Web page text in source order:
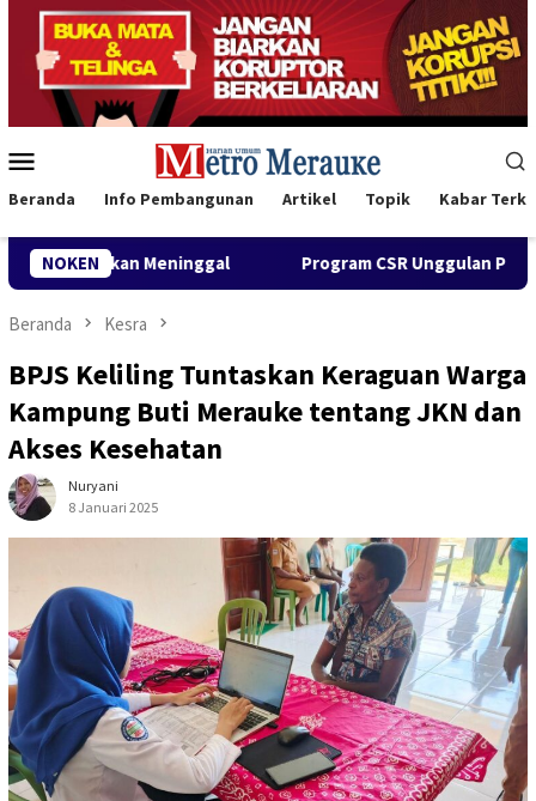
Loncat
konten
Mobile
Beranda Info Pembangunan Artikel Topik Kabar
NOKEN
Program CSR Unggulan Pertamina Patra Niaga Regional
Beranda Kesra
BPJS Keliling Tuntaskan Keraguan Warga
Kampung Buti Merauke tentang JKN dan
Akses Kesehatan
Nuryani
8 Januari 2025